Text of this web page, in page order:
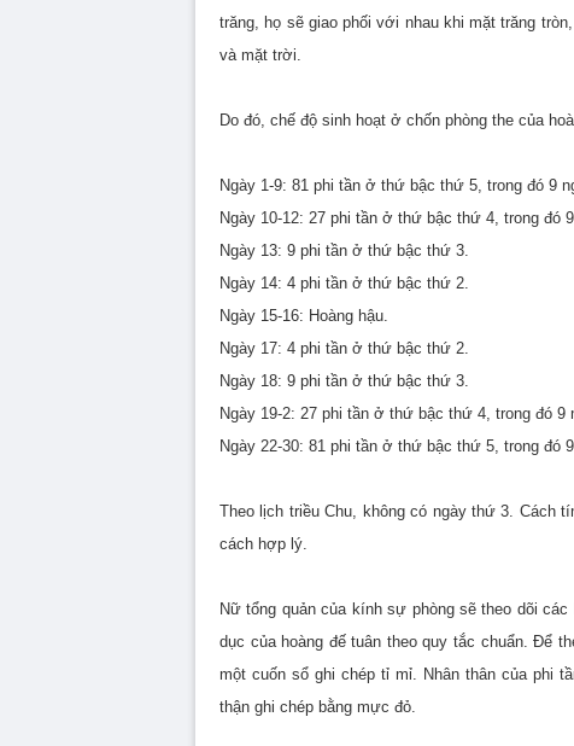
trăng, họ sẽ giao phối với nhau khi mặt trăng
và mặt trời.
Do đó, chế độ sinh hoạt ở chốn phòng the của
Ngày 1-9: 81 phi tần ở thứ bậc thứ 5, trong đó 9
Ngày 10-12: 27 phi tần ở thứ bậc thứ 4, trong đó
Ngày 13: 9 phi tần ở thứ bậc thứ 3.
Ngày 14: 4 phi tần ở thứ bậc thứ 2.
Ngày 15-16: Hoàng hậu.
Ngày 17: 4 phi tần ở thứ bậc thứ 2.
Ngày 18: 9 phi tần ở thứ bậc thứ 3.
Ngày 19-2: 27 phi tần ở thứ bậc thứ 4, trong đó
Ngày 22-30: 81 phi tần ở thứ bậc thứ 5, trong đó
Theo lịch triều Chu, không có ngày thứ 3. Cách
cách hợp lý.
Nữ tổng quản của kính sự phòng sẽ theo dõi
dục của hoàng đế tuân theo quy tắc chuẩn. Để
một cuốn sổ ghi chép tỉ mỉ. Nhân thân của phi
thận ghi chép bằng mực đỏ.